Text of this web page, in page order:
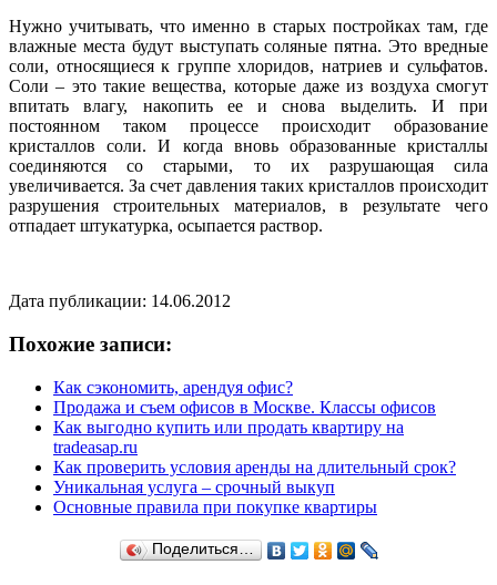
Нужно учитывать, что именно в старых постройках там, где
влажные места будут выступать соляные пятна. Это вредные
соли, относящиеся к группе хлоридов, натриев и сульфатов.
Соли – это такие вещества, которые даже из воздуха смогут
впитать влагу, накопить ее и снова выделить. И при
постоянном таком процессе происходит образование
кристаллов соли. И когда вновь образованные кристаллы
соединяются со старыми, то их разрушающая сила
увеличивается. За счет давления таких кристаллов происходит
разрушения строительных материалов, в результате чего
отпадает штукатурка, осыпается раствор.
Дата публикации: 14.06.2012
Похожие записи:
Как сэкономить, арендуя офис?
Продажа и съем офисов в Москве. Классы офисов
Как выгодно купить или продать квартиру на
tradeasap.ru
Как проверить условия аренды на длительный срок?
Уникальная услуга – срочный выкуп
Основные правила при покупке квартиры
Поделиться…